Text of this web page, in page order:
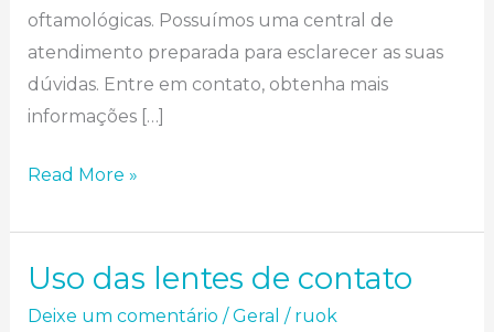
oftamológicas. Possuímos uma central de
atendimento preparada para esclarecer as suas
dúvidas. Entre em contato, obtenha mais
informações […]
Read More »
Uso das lentes de contato
Deixe um comentário /Geral / ruok
Uso das lentes de contato